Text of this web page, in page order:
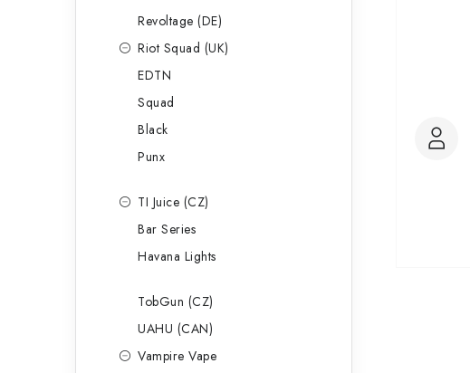
Revoltage (DE)
Riot Squad (UK)
EDTN
Squad
Black
Punx
TI Juice (CZ)
Bar Series
Havana Lights
TobGun (CZ)
UAHU (CAN)
Vampire Vape